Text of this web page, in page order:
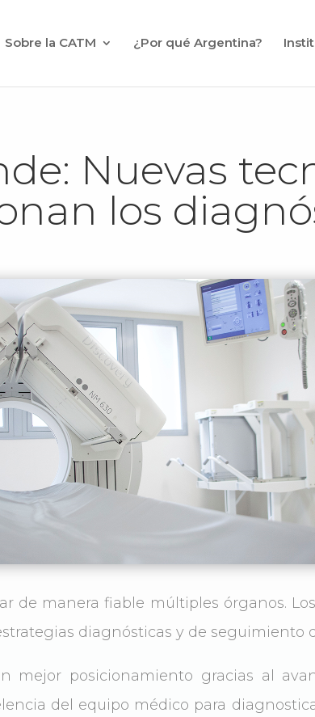
Sobre la CATM ¿Por qué Argentina?
Nuevas
los
de manera fiable múltiples órganos.
diagnósticas y de seguimiento
mejor posicionamiento gracias al
del equipo médico para